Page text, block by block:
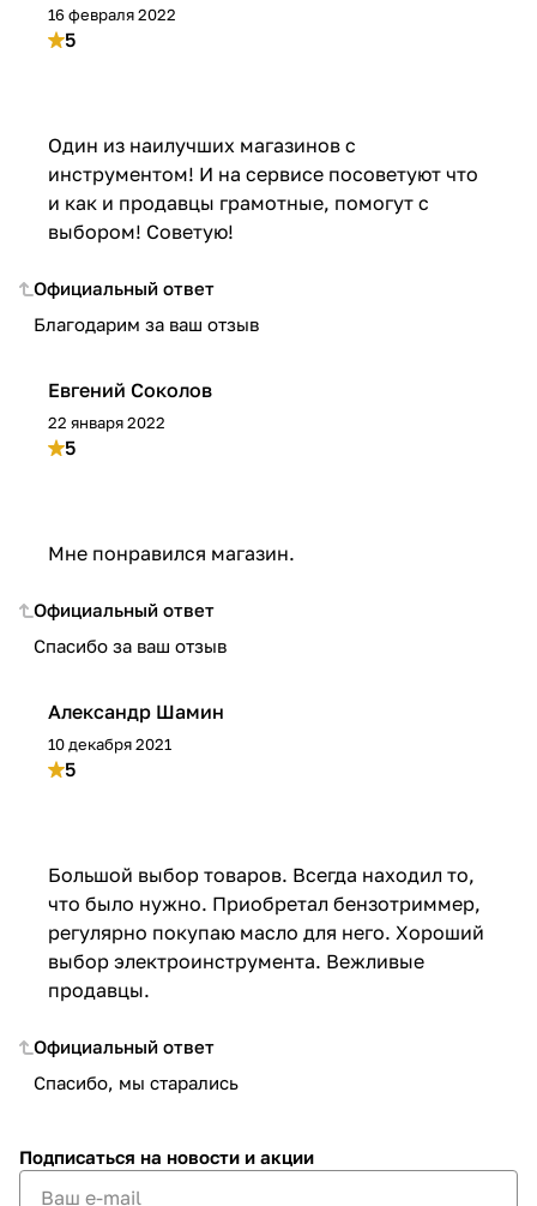
16 февраля 2022
5
Один из наилучших магазинов с
инструментом! И на сервисе посоветуют что
и как и продавцы грамотные, помогут с
выбором! Советую!
Официальный ответ
Благодарим за ваш отзыв
Евгений Соколов
22 января 2022
5
Мне понравился магазин.
Официальный ответ
Спасибо за ваш отзыв
Александр Шамин
10 декабря 2021
5
Большой выбор товаров. Всегда находил то,
что было нужно. Приобретал бензотриммер,
регулярно покупаю масло для него. Хороший
выбор электроинструмента. Вежливые
продавцы.
Официальный ответ
Спасибо, мы старались
Подписаться на новости и акции